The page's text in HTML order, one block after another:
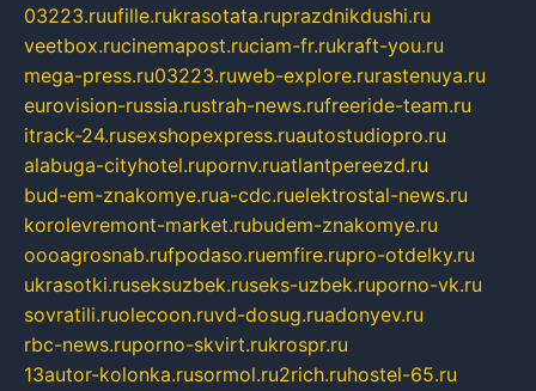
03223.ruufille.rukrasotata.ruprazdnikdushi.ru
veetbox.rucinemapost.ruciam-fr.rukraft-you.ru
mega-press.ru03223.ruweb-explore.rurastenuya.ru
eurovision-russia.rustrah-news.rufreeride-team.ru
itrack-24.rusexshopexpress.ruautostudiopro.ru
alabuga-cityhotel.rupornv.ruatlantpereezd.ru
bud-em-znakomye.rua-cdc.ruelektrostal-news.ru
korolevremont-market.rubudem-znakomye.ru
oooagrosnab.rufpodaso.ruemfire.rupro-otdelky.ru
ukrasotki.ruseksuzbek.ruseks-uzbek.ruporno-vk.ru
sovratili.ruolecoon.ruvd-dosug.ruadonyev.ru
rbc-news.ruporno-skvirt.rukrospr.ru
13autor-kolonka.rusormol.ru2rich.ruhostel-65.ru